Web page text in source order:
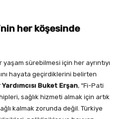
her köşesinde
yaşam sürebilmesi için her ayrıntıyı
hayata geçirdiklerini belirten
Buket Erşan, “Fi-Pati
sağlık hizmeti almak için artık
kalmak zorunda değil. Türkiye